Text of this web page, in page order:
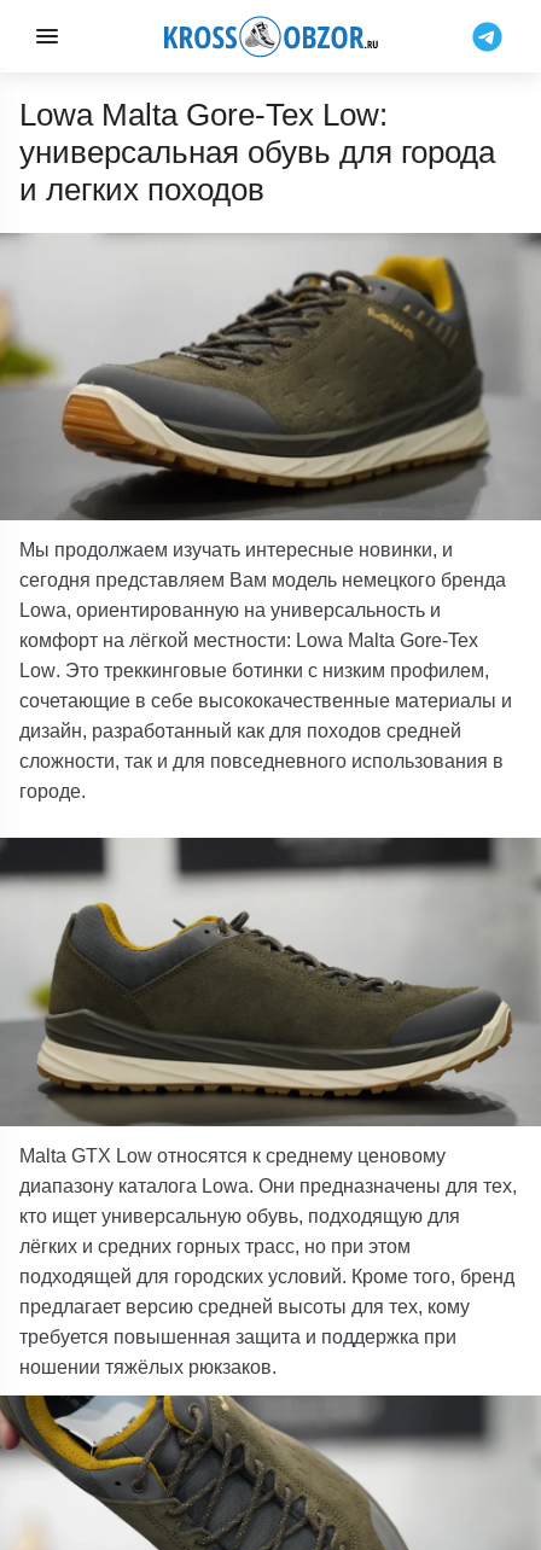
Lowa Malta Gore-Tex Low:
универсальная обувь для города
и легких походов
Мы продолжаем изучать интересные новинки, и
сегодня представляем Вам модель немецкого бренда
Lowa, ориентированную на универсальность и
комфорт на лёгкой местности: Lowa Malta Gore-Tex
Low. Это треккинговые ботинки с низким профилем,
сочетающие в себе высококачественные материалы и
дизайн, разработанный как для походов средней
сложности, так и для повседневного использования в
городе.
Malta GTX Low относятся к среднему ценовому
диапазону каталога Lowa. Они предназначены для тех,
кто ищет универсальную обувь, подходящую для
лёгких и средних горных трасс, но при этом
подходящей для городских условий. Кроме того, бренд
предлагает версию средней высоты для тех, кому
требуется повышенная защита и поддержка при
ношении тяжёлых рюкзаков.